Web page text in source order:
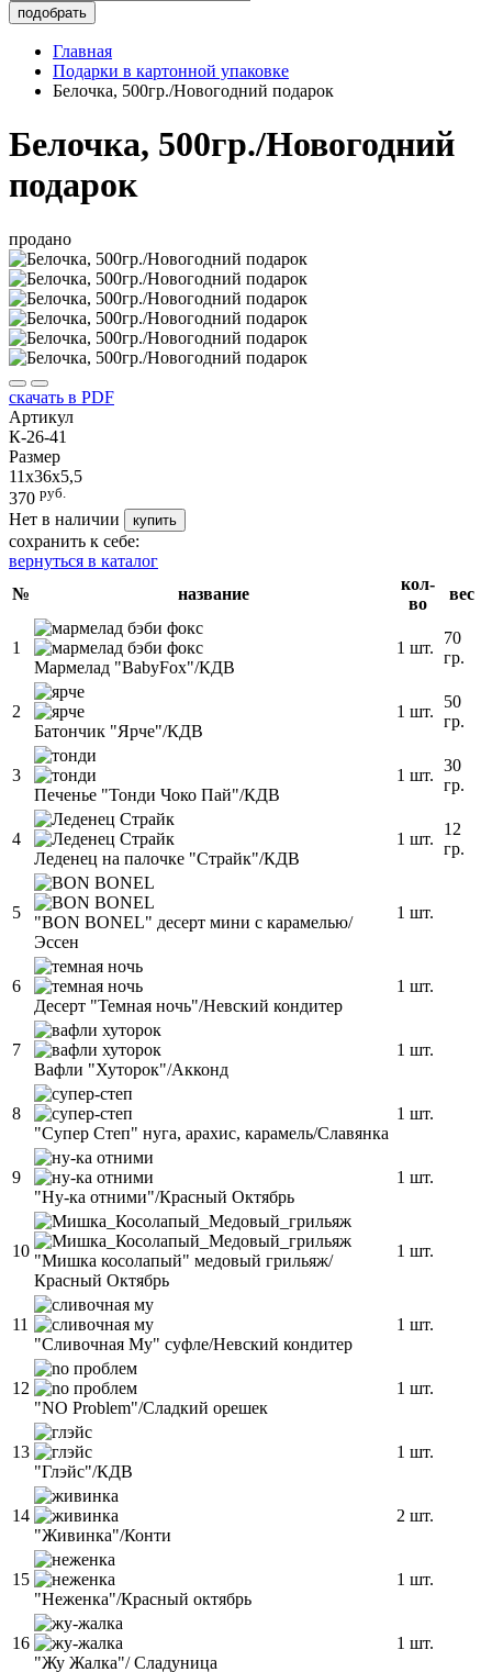
подобрать
Главная
Подарки в картонной упаковке
Белочка, 500гр./Новогодний подарок
Белочка, 500гр./Новогодний
подарок
продано
скачать в PDF
Артикул
К-26-41
Размер
11х36х5,5
370 руб.
Нет в наличии купить
сохранить к себе:
вернуться в каталог
№
название
кол-
во
вес
1
Мармелад "BabyFox"/КДВ
1 шт.
70
гр.
2
Батончик "Ярче"/КДВ
1 шт.
50
гр.
3
Печенье "Тонди Чоко Пай"/КДВ
1 шт.
30
гр.
4
Леденец на палочке "Страйк"/КДВ
1 шт.
12
гр.
5
"BON BONEL" десерт мини с карамелью/
Эссен
1 шт.
6
Десерт "Темная ночь"/Невский кондитер
1 шт.
7
Вафли "Хуторок"/Акконд
1 шт.
8
"Супер Степ" нуга, арахис, карамель/Славянка
1 шт.
9
"Ну-ка отними"/Красный Октябрь
1 шт.
10
"Мишка косолапый" медовый грильяж/
Красный Октябрь
1 шт.
11
"Сливочная Му" суфле/Невский кондитер
1 шт.
12
"NO Problem"/Сладкий орешек
1 шт.
13
"Глэйс"/КДВ
1 шт.
14
"Живинка"/Конти
2 шт.
15
"Неженка"/Красный октябрь
1 шт.
16
"Жу Жалка"/ Сладуница
1 шт.